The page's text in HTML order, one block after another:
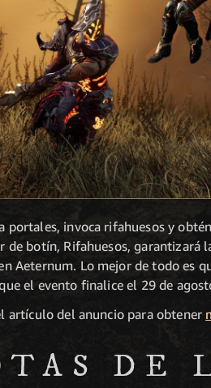
portales, invoca rifahuesos y
de botín, Rifahuesos, garantizará
Aeternum. Lo mejor de todo es
el evento finalice el 29 de
artículo del anuncio para obtener
DE